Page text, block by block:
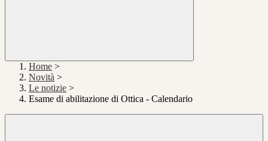
Home >
Novità >
Le notizie >
Esame di abilitazione di Ottica - Calendario